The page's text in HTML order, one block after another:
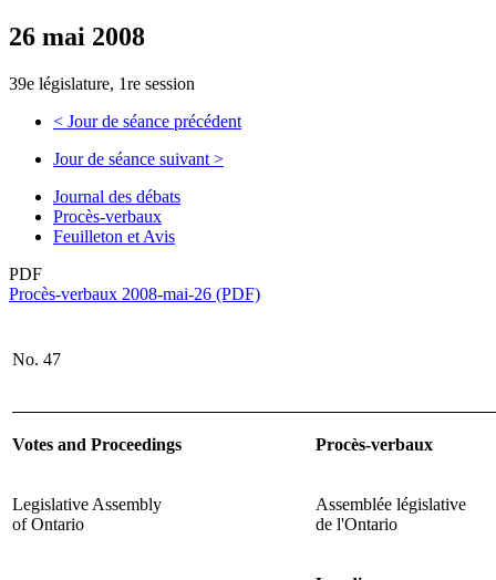
26 mai 2008
39e législature, 1re session
< Jour de séance précédent
Jour de séance suivant >
Journal des débats
Procès-verbaux
Feuilleton et Avis
PDF
Procès-verbaux 2008-mai-26 (PDF)
No. 47
Votes and Proceedings Procès-verbaux
Legislative Assembly
of Ontario
Assemblée législative
de l'Ontario